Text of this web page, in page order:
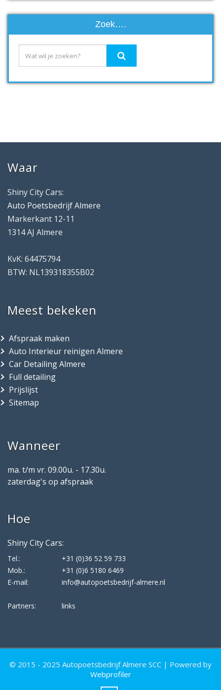
Zoek….
Waar
Shiny City Cars:
Auto Poetsbedrijf Almere
Markerkant 12-11
1314 AJ Almere
KvK: 64475794
BTW: NL139318355B02
Meest bekeken
Afspraak maken
Auto Interieur reinigen Almere
Car Detailing Almere
Full detailing
Prijslijst
Sitemap
Wanneer
ma. t/m vr. 09.00u. - 17.30u.
zaterdag's op afspraak
Hoe
Shiny City Cars:
Tel.:
+31 (0)36 52 59 733
Mob.:
+31 (0)6 5180 6469
E-mail:
info@autopoetsbedrijf-almere.nl
Partners: links
© 2015 - 2025 Autopoetsbedrijf Almere SCC | Powered by
Webprofiler